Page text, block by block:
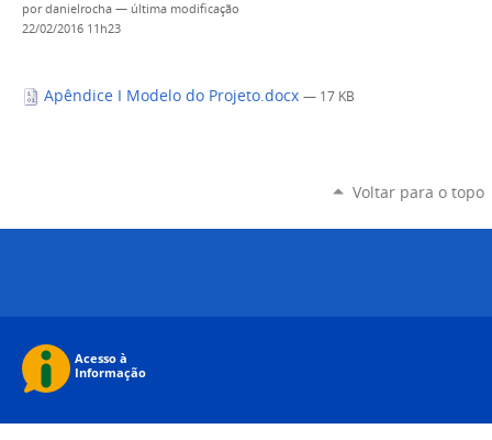
pordanielrocha — última modificação
22/02/2016 11h23
Apêndice I Modelo do Projeto.docx — 17 KB
Voltar para o topo